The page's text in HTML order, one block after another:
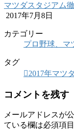
マツダスタジアム
2017年7月8日
カテゴリー
プロ野球、マ
タグ
2017年マツ
コメントを残す
メールアドレスが
ている欄は必須項